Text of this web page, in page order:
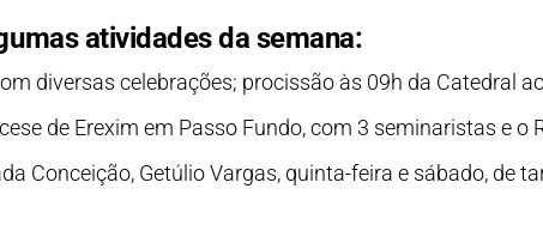
atividades da semana:
diversas celebrações; procissão às 09h da Catedral
de Erexim em Passo Fundo, com 3 seminaristas e o
Conceição, Getúlio Vargas, quinta-feira e sábado, de